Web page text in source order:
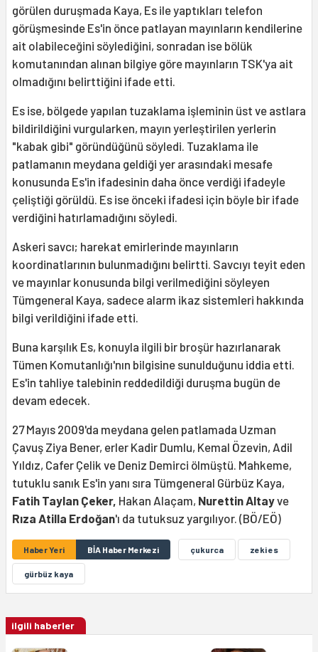
görülen duruşmada Kaya, Es ile yaptıkları telefon
görüşmesinde Es'in önce patlayan mayınların kendilerine
ait olabileceğini söylediğini, sonradan ise bölük
komutanından alınan bilgiye göre mayınların TSK'ya ait
olmadığını belirttiğini ifade etti.
Es ise, bölgede yapılan tuzaklama işleminin üst ve astlara
bildirildiğini vurgularken, mayın yerleştirilen yerlerin
"kabak gibi" göründüğünü söyledi. Tuzaklama ile
patlamanın meydana geldiği yer arasındaki mesafe
konusunda Es'in ifadesinin daha önce verdiği ifadeyle
çeliştiği görüldü. Es ise önceki ifadesi için böyle bir ifade
verdiğini hatırlamadığını söyledi.
Askeri savcı; harekat emirlerinde mayınların
koordinatlarının bulunmadığını belirtti. Savcıyı teyit eden
ve mayınlar konusunda bilgi verilmediğini söyleyen
Tümgeneral Kaya, sadece alarm ikaz sistemleri hakkında
bilgi verildiğini ifade etti.
Buna karşılık Es, konuyla ilgili bir broşür hazırlanarak
Tümen Komutanlığı'nın bilgisine sunulduğunu iddia etti.
Es'in tahliye talebinin reddedildiği duruşma bugün de
devam edecek.
27 Mayıs 2009'da meydana gelen patlamada Uzman
Çavuş Ziya Bener, erler Kadir Dumlu, Kemal Özevin, Adil
Yıldız, Cafer Çelik ve Deniz Demirci ölmüştü. Mahkeme,
tutuklu sanık Es'in yanı sıra Tümgeneral Gürbüz Kaya,
Fatih Taylan Çeker, Hakan Alaçam, Nurettin Altayve
Rıza Atilla Erdoğan'ı da tutuksuz yargılıyor. (BÖ/EÖ)
Haber Yeri BİA Haber Merkezi çukurca zeki es
gürbüz kaya
ilgili haberler